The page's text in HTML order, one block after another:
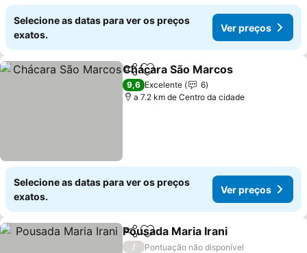
Selecione as datas para ver os preços
exatos.
Ver preços
PartilharAdicionar aos favoritos
Chácara São Marcos
9,6 Excelente
6
a 7.2 km de Centro da cidade
Selecione as datas para ver os preços
exatos.
Ver preços
PartilharAdicionar aos favoritos
Pousada Maria Irani
/
Pontuação não disponível